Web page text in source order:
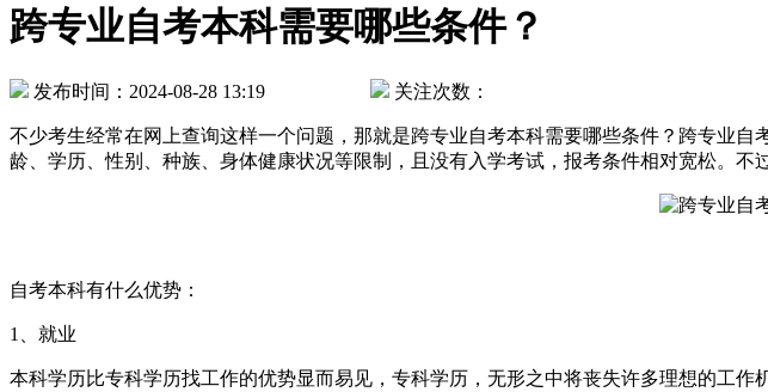
跨专业自考本科需要哪些条件？
发布时间：2024-08-28 13:19 关注次数：
不少考生经常在网上查询这样一个问题，那就是跨专业自考本科需要哪些条件？跨专业
龄、学历、性别、种族、身体健康状况等限制，且没有入学考试，报考条件相对宽松。
自考本科有什么优势：
1、就业
本科学历比专科学历找工作的优势显而易见，专科学历，无形之中将丧失许多理想的工